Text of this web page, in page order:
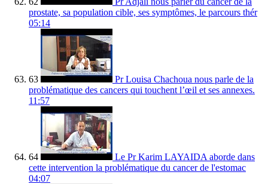
prostate, sa population cible, ses symptômes, le parcours thér
05:14
63
Pr Louisa Chachoua nous parle de la
problématique des cancers qui touchent l’œil et ses annexes.
11:57
64
Le Pr Karim LAYAIDA aborde dans
cette intervention la problématique du cancer de l'estomac
04:07